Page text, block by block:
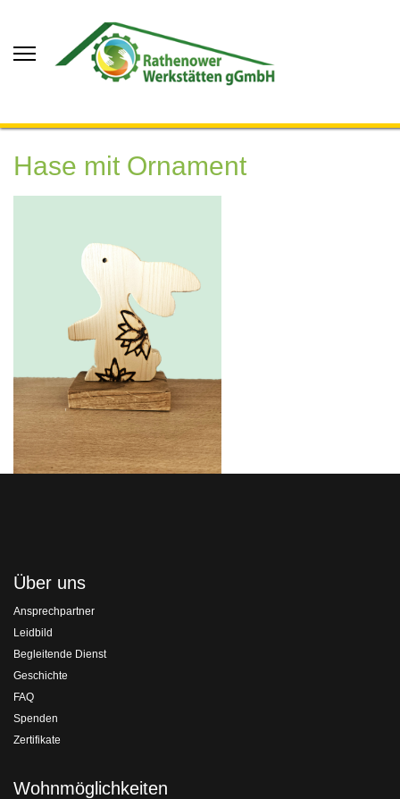
Hase mit Ornament
Über uns
Ansprechpartner
Leidbild
Begleitende Dienst
Geschichte
FAQ
Spenden
Zertifikate
Wohnmöglichkeiten